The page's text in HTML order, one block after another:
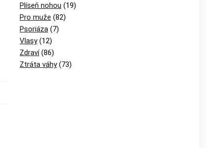
Plíseň nohou (19)
Pro muže (82)
Psoriáza (7)
Vlasy(12)
Zdraví(86)
Ztráta váhy(73)